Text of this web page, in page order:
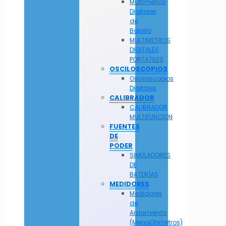
Multímetros
Digitales
de
Bolsillo
MULTIMETROS
DIGITALES
PORTATILES
OSCILOSCOPIOS
Osciloscopios
Digitales
CALIBRADOR
CALIBRADOR
MULTIFUNCIÓN
FUENTES
DE
PODER
SIMULADORES
DE
BATERÍAS
MEDIDORES
Medidores
de
Aislamiento
(MegaOhmetros)